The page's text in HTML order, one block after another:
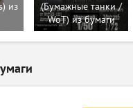
из
(Бумажные танки /
WoT) из бумаги